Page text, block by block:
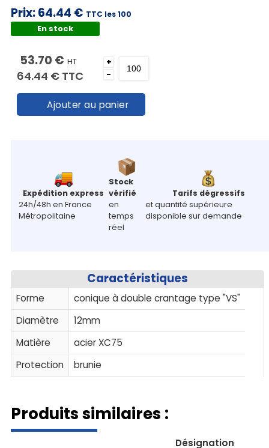
Prix:64.44 € TTC les 100
En stock
53.70 € HT
64.44 € TTC
+
-
Ajouter au panier
Expédition express
24h/48h en France
Métropolitaine
Stock
vérifié
en
temps
réel
Tarifs dégressifs
et quantité supérieure
disponible sur demande
Caractéristiques
Forme
conique à double crantage type "VS"
Diamètre
12mm
Matière
acier XC75
Protection
brunie
Produits similaires :
Désignation